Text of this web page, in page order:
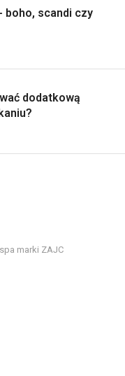
boho, scandi czy
dodatkową
marki ZAJC